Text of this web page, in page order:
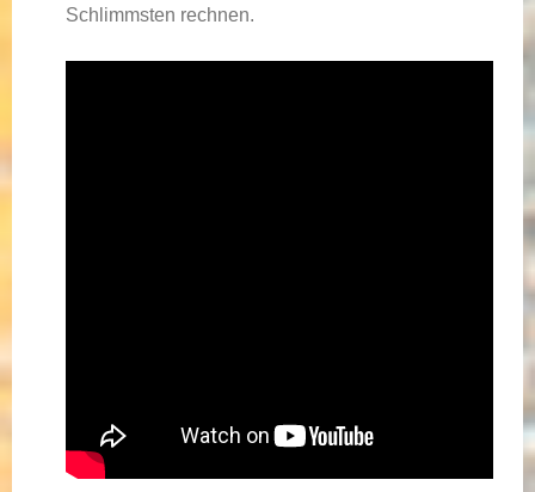
Schlimmsten rechnen.